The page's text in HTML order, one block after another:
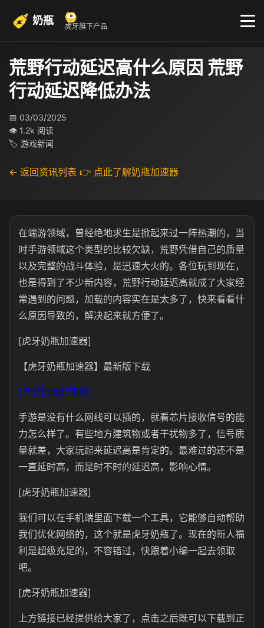
奶瓶 虎牙旗下产品
荒野行动延迟高什么原因 荒野
行动延迟降低办法
📅 03/03/2025
👁 1.2k 阅读
🏷 游戏新闻
← 返回资讯列表 👉 点此了解奶瓶加速器
在端游领域，曾经绝地求生是掀起来过一阵热潮的，当
时手游领域这个类型的比较欠缺，荒野凭借自己的质量
以及完整的战斗体验，是迅速大火的。各位玩到现在，
也是得到了不少新内容，荒野行动延迟高就成了大家经
常遇到的问题，加载的内容实在是太多了，快来看看什
么原因导致的，解决起来就方便了。
[虎牙奶瓶加速器]
【虎牙奶瓶加速器】最新版下载
[虎牙奶瓶加速器]
手游是没有什么网线可以插的，就看芯片接收信号的能
力怎么样了。有些地方建筑物或者干扰物多了，信号质
量就差，大家玩起来延迟高是肯定的。最难过的还不是
一直延时高，而是时不时的延迟高，影响心情。
[虎牙奶瓶加速器]
我们可以在手机端里面下载一个工具，它能够自动帮助
我们优化网络的，这个就是虎牙奶瓶了。现在的新人福
利是超级充足的，不容错过，快跟着小编一起去领取
吧。
[虎牙奶瓶加速器]
上方链接已经提供给大家了，点击之后既可以下载到正